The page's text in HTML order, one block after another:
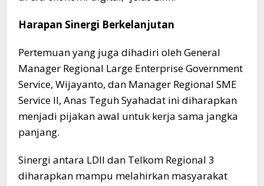
Harapan Sinergi Berkelanjutan
​Pertemuan yang juga dihadiri oleh General
Manager Regional Large Enterprise Government
Service, Wijayanto, dan Manager Regional SME
Service II, Anas Teguh Syahadat ini diharapkan
menjadi pijakan awal untuk kerja sama jangka
panjang.​
Sinergi antara LDII dan Telkom Regional 3
diharapkan mampu melahirkan masyarakat